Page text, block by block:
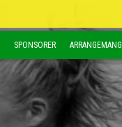
SPONSORER ARRANGEMANG